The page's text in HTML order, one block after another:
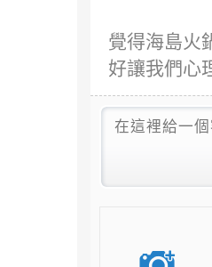
覺得海島火
好讓我們心